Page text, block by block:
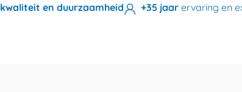
kwaliteit en duurzaamheid +35 jaar ervaring en